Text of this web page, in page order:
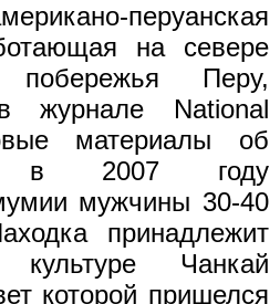
перуанская
на севере
побережья Перу,
журнале National
материалы об
в 2007 году
мужчины 30-40
принадлежит
культуре Чанкай
которой пришелся